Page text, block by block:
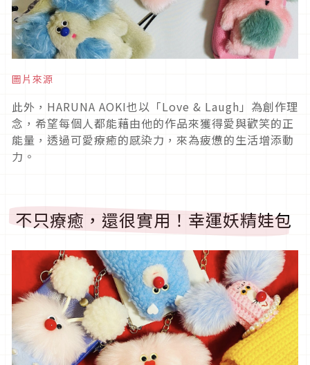
圖片來源
此外，HARUNA AOKI也以「Love & Laugh」為創作理
念，希望每個人都能藉由他的作品來獲得愛與歡笑的正
能量，透過可愛療癒的感染力，來為疲憊的生活增添動
力。
不只療癒，還很實用！幸運妖精娃包